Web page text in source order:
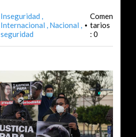
Inseguridad
Internacional
Nacional
seguridad
•
Comen
tarios
: 0